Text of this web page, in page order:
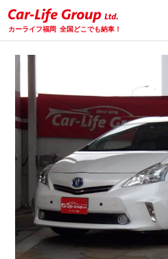
カーライフ福岡 全国どこでも納車！